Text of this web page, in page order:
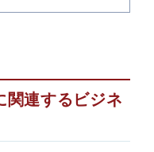
関連するビジネ